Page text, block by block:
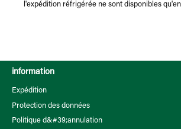
l'expédition réfrigérée ne sont disponibles
information
Expédition
Protection des données
Politique d&#39;annulation